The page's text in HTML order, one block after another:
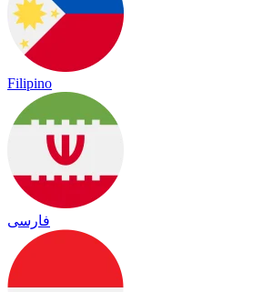
Filipino
فارسی